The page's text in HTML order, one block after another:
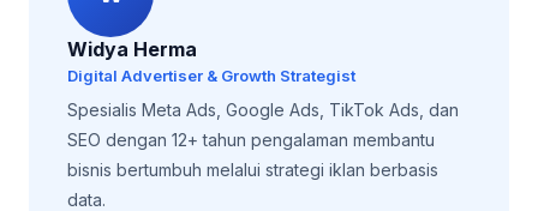
Widya Herma
Digital Advertiser & Growth Strategist
Spesialis Meta Ads, Google Ads, TikTok Ads, dan
SEO dengan 12+ tahun pengalaman membantu
bisnis bertumbuh melalui strategi iklan berbasis
data.